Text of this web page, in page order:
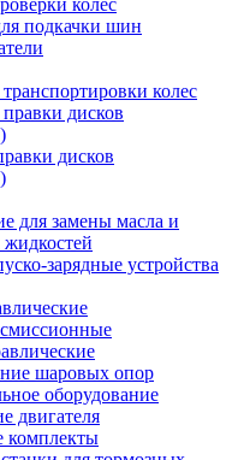
колес
подкачки шин
колес
дисков
дисков
для замены масла и
жидкостей
зарядные устройства
шаровых опор
оборудование
двигателя
комплекты